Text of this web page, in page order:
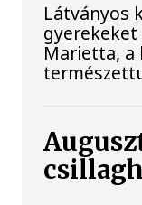
Látványos
gyerekeket
Marietta, a